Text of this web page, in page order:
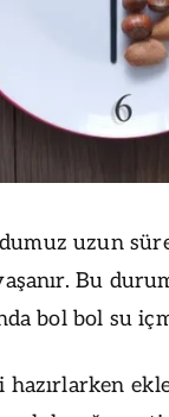
uzun
Bu
bol bol su
hazırlarken